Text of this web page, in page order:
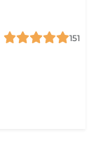
151